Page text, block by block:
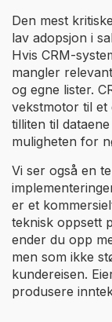
Den mest
lav adopsjon i
Hvis CRM-
mangler
og egne lister.
vekstmotor til
tilliten til
muligheten for
Vi ser også en
er et
teknisk oppsett
ender du opp
men som ikke
kundereisen.
produsere